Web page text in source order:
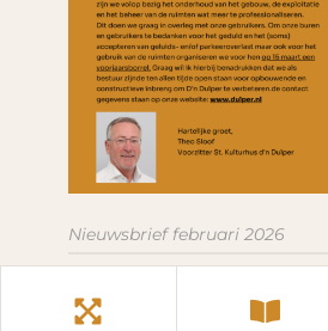
Nieuwsbrief februari 2026